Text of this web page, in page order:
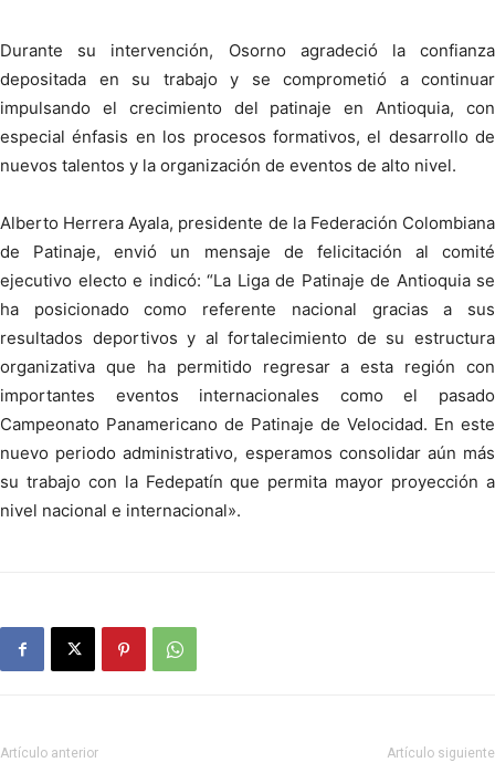
Durante su intervención, Osorno agradeció la confianza
depositada en su trabajo y se comprometió a continuar
impulsando el crecimiento del patinaje en Antioquia, con
especial énfasis en los procesos formativos, el desarrollo de
nuevos talentos y la organización de eventos de alto nivel.
Alberto Herrera Ayala, presidente de la Federación Colombiana
de Patinaje, envió un mensaje de felicitación al comité
ejecutivo electo e indicó: “La Liga de Patinaje de Antioquia se
ha posicionado como referente nacional gracias a sus
resultados deportivos y al fortalecimiento de su estructura
organizativa que ha permitido regresar a esta región con
importantes eventos internacionales como el pasado
Campeonato Panamericano de Patinaje de Velocidad. En este
nuevo periodo administrativo, esperamos consolidar aún más
su trabajo con la Fedepatín que permita mayor proyección a
nivel nacional e internacional».
Artículo anterior Artículo siguiente